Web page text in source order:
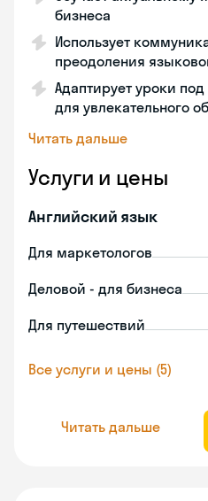
бизнеса
Использует
преодоления
Адаптирует уроки
для увлекательного
Читать дальше
Услуги и цены
Английский язык
Для маркетологов
Деловой - для бизнеса
Для путешествий
Все услуги и цены (5)
Читать дальше